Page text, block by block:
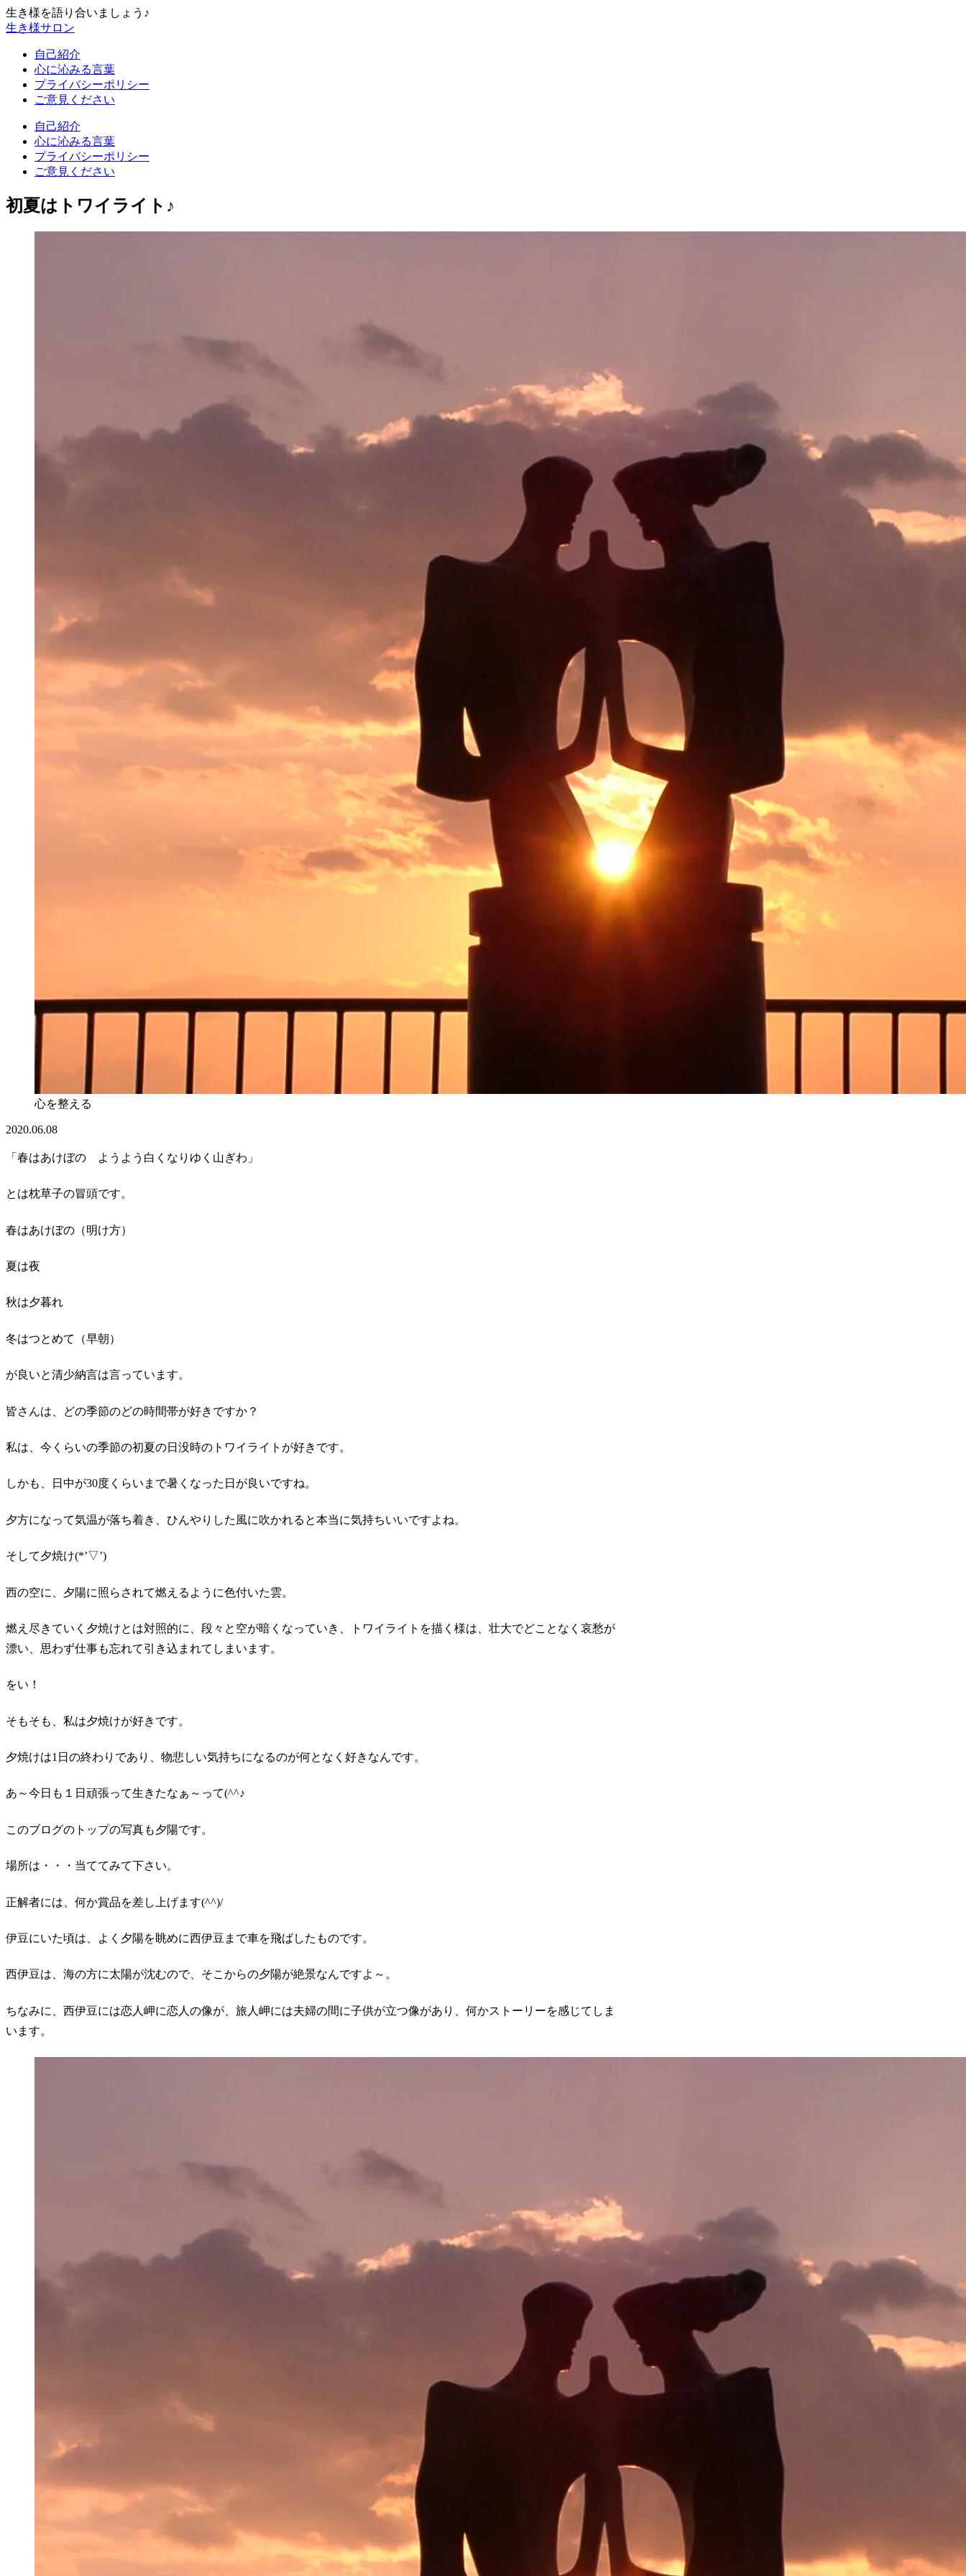
生き様を語り合いましょう♪
生き様サロン
自己紹介
心に沁みる言葉
プライバシーポリシー
ご意見ください
自己紹介
心に沁みる言葉
プライバシーポリシー
ご意見ください
初夏はトワイライト♪
心を整える
2020.06.08
「春はあけぼの ようよう白くなりゆく山ぎわ」
とは枕草子の冒頭です。
春はあけぼの（明け方）
夏は夜
秋は夕暮れ
冬はつとめて（早朝）
が良いと清少納言は言っています。
皆さんは、どの季節のどの時間帯が好きですか？
私は、今くらいの季節の初夏の日没時のトワイライトが好きです。
しかも、日中が30度くらいまで暑くなった日が良いですね。
夕方になって気温が落ち着き、ひんやりした風に吹かれると本当に気持ちいいですよね。
そして夕焼け(*’▽’)
西の空に、夕陽に照らされて燃えるように色付いた雲。
燃え尽きていく夕焼けとは対照的に、段々と空が暗くなっていき、トワイライトを描く様は、壮大でどことなく哀愁が
漂い、思わず仕事も忘れて引き込まれてしまいます。
をい！
そもそも、私は夕焼けが好きです。
夕焼けは1日の終わりであり、物悲しい気持ちになるのが何となく好きなんです。
あ～今日も１日頑張って生きたなぁ～って(^^♪
このブログのトップの写真も夕陽です。
場所は・・・当ててみて下さい。
正解者には、何か賞品を差し上げます(^^)/
伊豆にいた頃は、よく夕陽を眺めに西伊豆まで車を飛ばしたものです。
西伊豆は、海の方に太陽が沈むので、そこからの夕陽が絶景なんですよ～。
ちなみに、西伊豆には恋人岬に恋人の像が、旅人岬には夫婦の間に子供が立つ像があり、何かストーリーを感じてしま
います。